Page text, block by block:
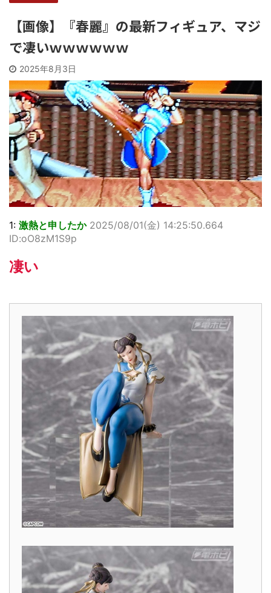
【画像】『春麗』の最新フィギュア、マジ
で凄いｗｗｗｗｗｗ
2025年8月3日
1: 激熱と申したか 2025/08/01(金) 14:25:50.664
ID:oO8zM1S9p
凄い